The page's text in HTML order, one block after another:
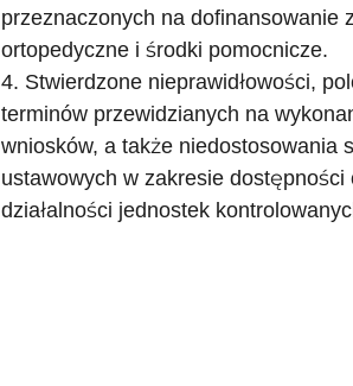
przeznaczonych na dofinansowanie
ortopedyczne i środki pomocnicze.
4. Stwierdzone nieprawidłowości,
terminów przewidzianych na
wniosków, a także niedostosowania
ustawowych w zakresie dostępności
działalności jednostek